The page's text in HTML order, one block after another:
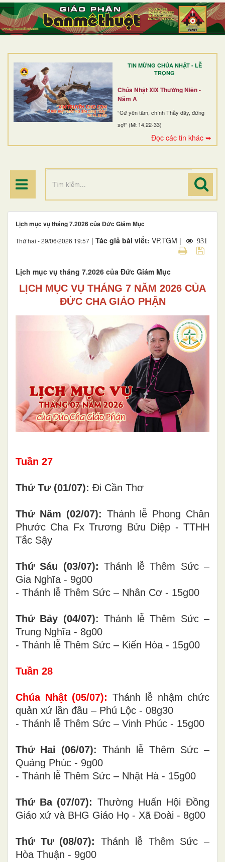
TIN MỪNG CHÚA NHẬT - LỄ
TRỌNG
Chúa Nhật XIX Thường Niên -
Năm A
“Cứ yên tâm, chính Thầy đây, đừng
sợ!” (Mt 14,22-33)
Đọc các tin khác ➥
TRANG NHẤT
GIỚI THIỆU
DÒNG TU
BAN MỤC VỤ
ĐOÀN THỂ CG
ĐIỂM HÀNH HƯƠNG
Lịch mục vụ tháng 7.2026 của Đức Giám Mục
Thứ hai - 29/06/2026 19:57 | Tác giả bài viết: VP.TGM | 931
Lịch mục vụ tháng 7.2026 của Đức Giám Mục
LỊCH MỤC VỤ THÁNG 7 NĂM 2026 CỦA
ĐỨC CHA GIÁO PHẬN
Tuần 27
Thứ Tư (01/07): Đi Cần Thơ
Thứ Năm (02/07): Thánh lễ Phong Chân
Phước Cha Fx Trương Bửu Diệp - TTHH
Tắc Sậy
Thứ Sáu (03/07): Thánh lễ Thêm Sức –
Gia Nghĩa - 9g00
- Thánh lễ Thêm Sức – Nhân Cơ - 15g00
Thứ Bảy (04/07): Thánh lễ Thêm Sức –
Trung Nghĩa - 8g00
- Thánh lễ Thêm Sức – Kiến Hòa - 15g00
Tuần 28
Chúa Nhật (05/07): Thánh lễ nhậm chức
quản xứ lần đầu – Phú Lộc - 08g30
- Thánh lễ Thêm Sức – Vinh Phúc - 15g00
Thứ Hai (06/07): Thánh lễ Thêm Sức –
Quảng Phúc - 9g00
- Thánh lễ Thêm Sức – Nhật Hà - 15g00
Thứ Ba (07/07):Thường Huấn Hội Đồng
Giáo xứ và BHG Giáo Họ - Xã Đoài - 8g00
Thứ Tư (08/07):
Thánh lễ Thêm Sức –
Hòa Thuận - 9g00